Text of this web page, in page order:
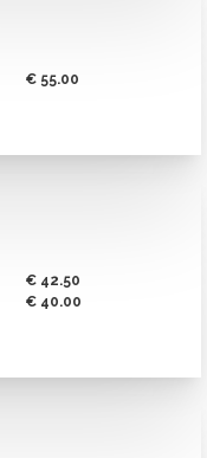
€ 55.00
€ 42.50
€ 40.00